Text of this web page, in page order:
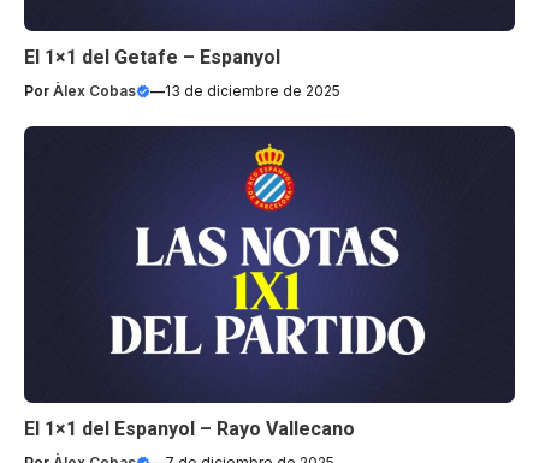
El 1×1 del Getafe – Espanyol
Por Àlex Cobas —13 de diciembre de 2025
El 1×1 del Espanyol – Rayo Vallecano